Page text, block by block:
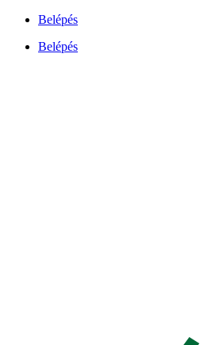
Ugrás
tartalomhoz
Belépés
Belépés